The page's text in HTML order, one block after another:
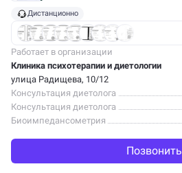
Дистанционно
Работает в организации
Клиника психотерапии и диетологии
улица Радищева, 10/12
Консультация диетолога
Консультация диетолога
Биоимпедансометрия
Позвонить